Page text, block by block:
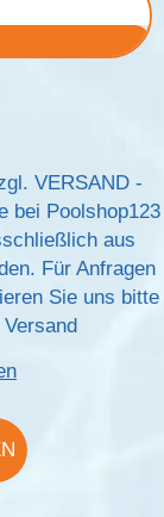
VERSAND -
bei Poolshop123
aus
Für Anfragen
Sie uns bitte
Versand